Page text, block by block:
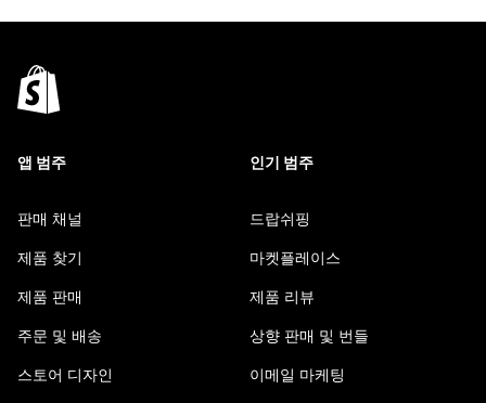
앱 범주
판매 채널
제품 찾기
제품 판매
주문 및 배송
스토어 디자인
인기 범주
드랍쉬핑
마켓플레이스
제품 리뷰
상향 판매 및 번들
이메일 마케팅